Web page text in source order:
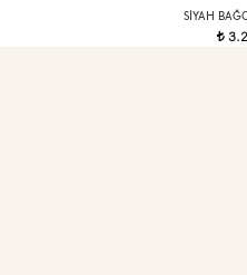
SIYAH
t